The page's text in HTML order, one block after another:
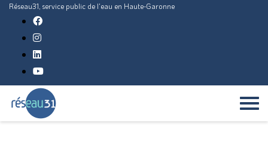
Réseau31, service public de l'eau en Haute-Garonne